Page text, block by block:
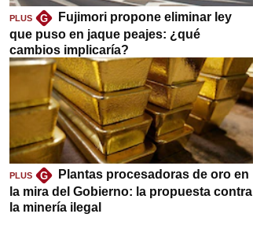
PLUS G
Fujimori propone eliminar ley
que puso en jaque peajes: ¿qué
cambios implicaría?
PLUS G
Plantas procesadoras de oro en
la mira del Gobierno: la propuesta contra
la minería ilegal